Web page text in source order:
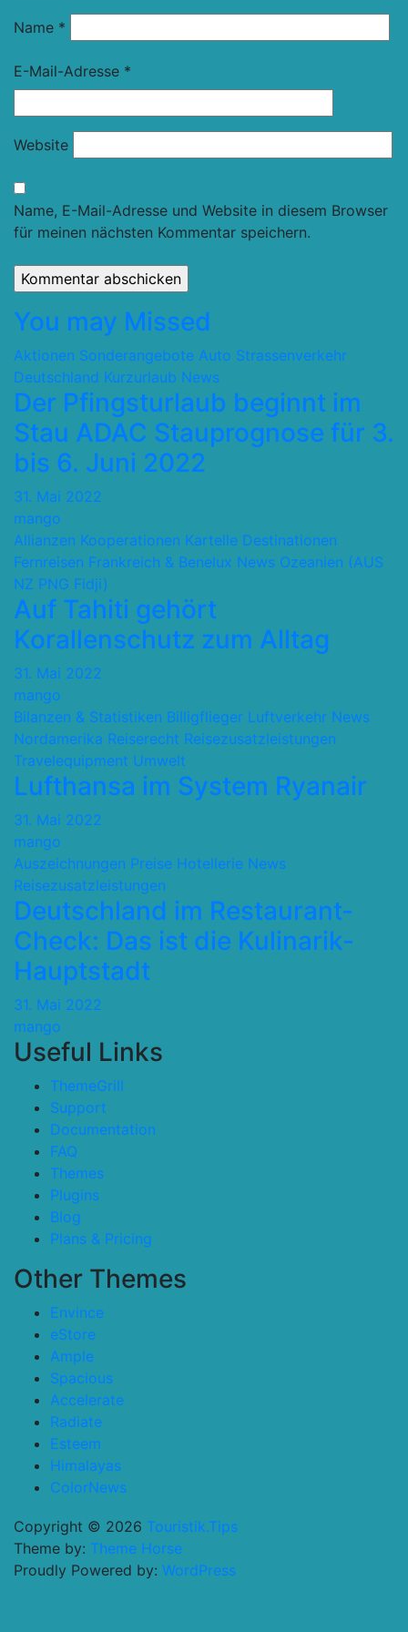
Name *
E-Mail-Adresse *
Website
Name, E-Mail-Adresse und Website in diesem Browser
für meinen nächsten Kommentar speichern.
You may Missed
Aktionen Sonderangebote Auto Strassenverkehr
Deutschland Kurzurlaub News
Der Pfingsturlaub beginnt im
Stau ADAC Stauprognose für 3.
bis 6. Juni 2022
31. Mai 2022
mango
Allianzen Kooperationen Kartelle Destinationen
Fernreisen Frankreich & Benelux News Ozeanien (AUS
NZ PNG Fidji)
Auf Tahiti gehört
Korallenschutz zum Alltag
31. Mai 2022
mango
Bilanzen & Statistiken Billigflieger Luftverkehr News
Nordamerika Reiserecht Reisezusatzleistungen
Travelequipment Umwelt
Lufthansa im System Ryanair
31. Mai 2022
mango
Auszeichnungen Preise Hotellerie News
Reisezusatzleistungen
Deutschland im Restaurant-
Check: Das ist die Kulinarik-
Hauptstadt
31. Mai 2022
mango
Useful Links
ThemeGrill
Support
Documentation
FAQ
Themes
Plugins
Blog
Plans & Pricing
Other Themes
Envince
eStore
Ample
Spacious
Accelerate
Radiate
Esteem
Himalayas
ColorNews
Copyright © 2026 Touristik.Tips
Theme by: Theme Horse
Proudly Powered by: WordPress